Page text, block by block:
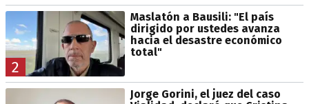
2
Maslatón a Bausili: "El país
dirigido por ustedes avanza
hacia el desastre económico
total"
Jorge Gorini, el juez del caso